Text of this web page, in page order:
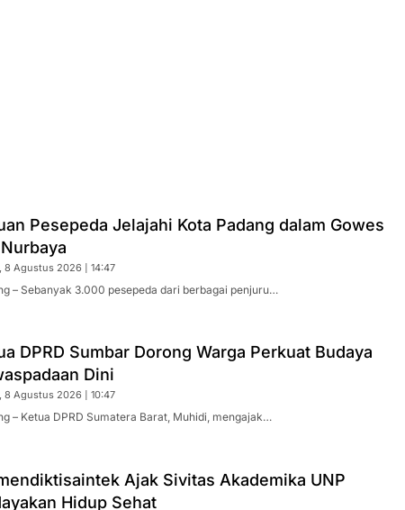
Pesepeda Jelajahi Kota Padang dalam Gowes
8 Agustus 2026 | 14:47
– Sebanyak 3.000 pesepeda dari berbagai penjuru…
DPRD Sumbar Dorong Warga Perkuat Budaya
Dini
8 Agustus 2026 | 10:47
– Ketua DPRD Sumatera Barat, Muhidi, mengajak…
Ajak Sivitas Akademika UNP
Hidup Sehat